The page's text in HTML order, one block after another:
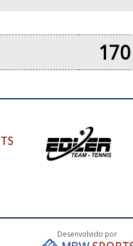
170
Desenvolvido por